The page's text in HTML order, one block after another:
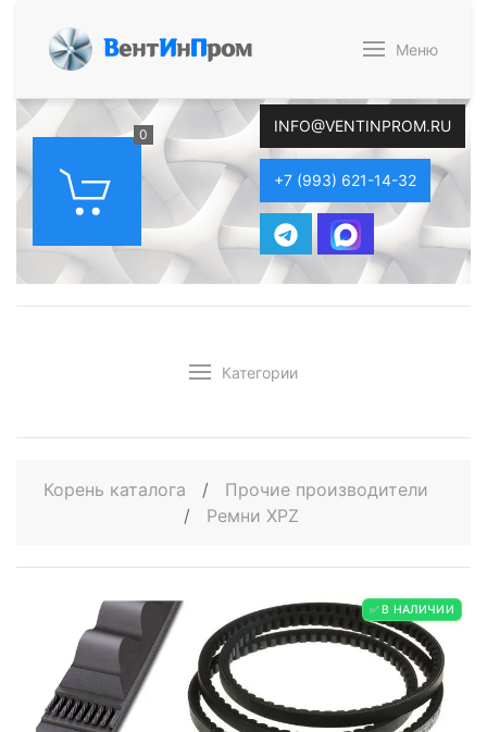
ВентИнПром Меню
0 INFO@VENTINPROM.RU
+7 (993) 621-14-32
Категории
Корень каталога /
Прочие производители
/
Ремни XPZ
✅ В НАЛИЧИИ